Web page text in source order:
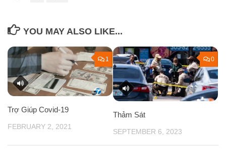
YOU MAY ALSO LIKE...
1
Trợ Giúp Covid-19
FEBRUARY 2, 2021
0
Thảm Sát
SEPTEMBER 6, 2023